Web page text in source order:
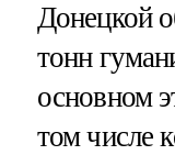
Донецкой
тонн
основном
том числе